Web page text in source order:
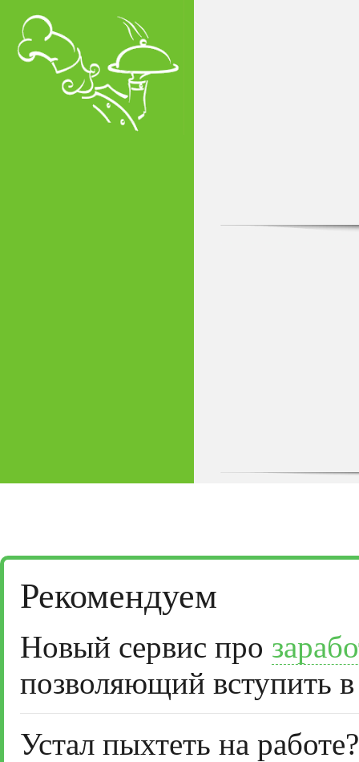
Рекомендуем
Новый сервис про
позволяющий вступить
Устал пыхтеть на